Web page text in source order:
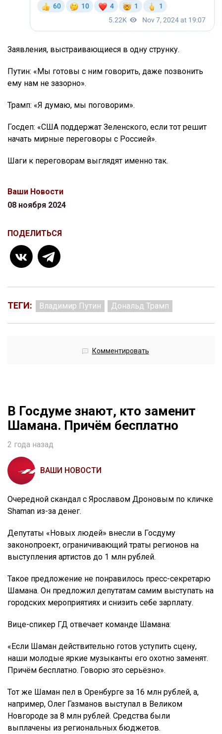
Заявления, выстраивающиеся в одну струнку.
Путин: «Мы готовы с ним говорить, даже позвонить
ему нам не зазорно».
Трамп: «Я думаю, мы поговорим».
Госдеп: «США поддержат Зеленского, если тот решит
начать мирные переговоры с Россией».
Шаги к переговорам выглядят именно так.
Ваши Новости
08 ноября 2024
ПОДЕЛИТЬСЯ
ТЕГИ: Владимир Путин Дональд Трамп
Комментировать
В Госдуме знают, кто заменит
Шамана. Причём бесплатно
2 года назад
ВАШИ НОВОСТИ
Очередной скандал с Ярославом Дроновым по кличке
Shaman из-за денег.
Депутаты «Новых людей» внесли в Госдуму
законопроект, ограничивающий траты регионов на
выступления артистов до 1 млн рублей.
Такое предложение не понравилось пресс-секретарю
Шамана. Он предложил депутатам самим выступать на
городских мероприятиях и снизить себе зарплату.
Вице-спикер ГД отвечает команде Шамана:
«Если Шаман действительно готов уступить сцену,
наши молодые яркие музыканты его охотно заменят.
Причём бесплатно. Говорю это серьёзно».
Тот же Шаман пел в Оренбурге за 16 млн рублей, а,
например, Олег Газманов выступал в Великом
Новгороде за 8 млн рублей. Средства были
выплачены из региональных бюджетов.